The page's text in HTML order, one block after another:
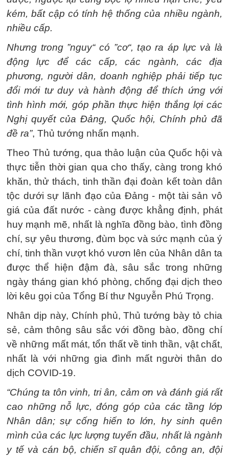
kém, bất cập có tính hệ thống của nhiều ngành,
nhiều cấp.
Nhưng trong ”nguy“ có ”cơ“, tạo ra áp lực và là
động lực để các cấp, các ngành, các địa
phương, người dân, doanh nghiệp phải tiếp tục
đổi mới tư duy và hành động để thích ứng với
tình hình mới, góp phần thực hiện thắng lợi các
Nghị quyết của Đảng, Quốc hội, Chính phủ đã
đề ra”, Thủ tướng nhấn mạnh.
Theo Thủ tướng, qua thảo luận của Quốc hội và
thực tiễn thời gian qua cho thấy, càng trong khó
khăn, thử thách, tinh thần đại đoàn kết toàn dân
tộc dưới sự lãnh đạo của Đảng - một tài sản vô
giá của đất nước - càng được khẳng định, phát
huy mạnh mẽ, nhất là nghĩa đồng bào, tình đồng
chí, sự yêu thương, đùm bọc và sức mạnh của ý
chí, tinh thần vượt khó vươn lên của Nhân dân ta
được thể hiện đậm đà, sâu sắc trong những
ngày tháng gian khó phòng, chống đại dịch theo
lời kêu gọi của Tổng Bí thư Nguyễn Phú Trọng.
Nhân dịp này, Chính phủ, Thủ tướng bày tỏ chia
sẻ, cảm thông sâu sắc với đồng bào, đồng chí
về những mất mát, tổn thất về tinh thần, vật chất,
nhất là với những gia đình mất người thân do
dịch COVID-19.
“Chúng ta tôn vinh, tri ân, cảm ơn và đánh giá rất
cao những nỗ lực, đóng góp của các tầng lớp
Nhân dân; sự cống hiến to lớn, hy sinh quên
mình của các lực lượng tuyến đầu, nhất là ngành
y tế và cán bộ, chiến sĩ quân đội, công an, đội